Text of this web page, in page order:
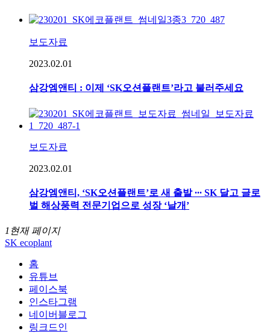
보도자료
2023.02.01
삼강엠앤티 : 이제 ‘SK오션플랜트’라고 불러주세요
보도자료
2023.02.01
삼강엠앤티, ‘SK오션플랜트’로 새 출발 ∙∙∙ SK 달고 글로
벌 해상풍력 전문기업으로 성장 ‘날개’
1 현재 페이지
SK ecoplant
홈
유튜브
페이스북
인스타그램
네이버블로그
링크드인